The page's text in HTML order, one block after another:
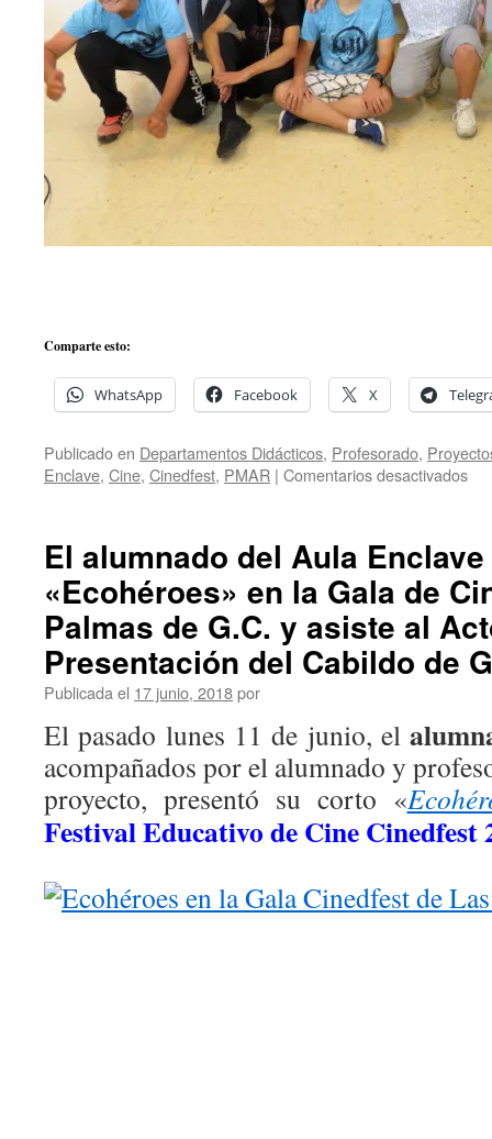
Comparte esto:
WhatsApp Facebook X
Publicado en Departamentos Didácticos, Profesorado,
Enclave, Cine, Cinedfest, PMAR | Comentarios desactivadosen
en
la
6ª
de
El alumnado del Aula
«Ecohéroes» en la Gala de
Palmas de G.C. y asiste al
Presentación del Cabildo de
Publicada el 17 junio, 2018por
El pasado lunes 11 de junio, el
acompañados por el alumnado y
proyecto, presentó su corto «
Festival Educativo de Cine Cinedfest